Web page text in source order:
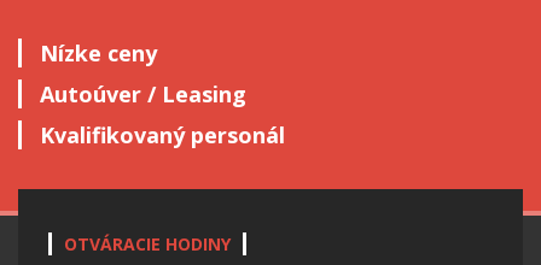
Nízke ceny
Autoúver / Leasing
Kvalifikovaný personál
OTVÁRACIE HODINY